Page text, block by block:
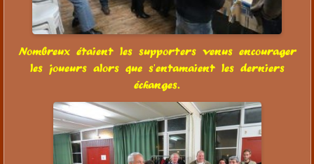
Nombreux étaient les supporters venus encourager
les joueurs alors que s'entamaient les derniers
échanges.